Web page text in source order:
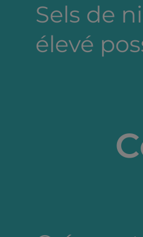
Sels de
élevé